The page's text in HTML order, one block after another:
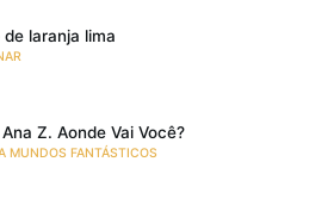
de laranja lima
Z. Aonde Vai Você?
MUNDOS FANTÁSTICOS